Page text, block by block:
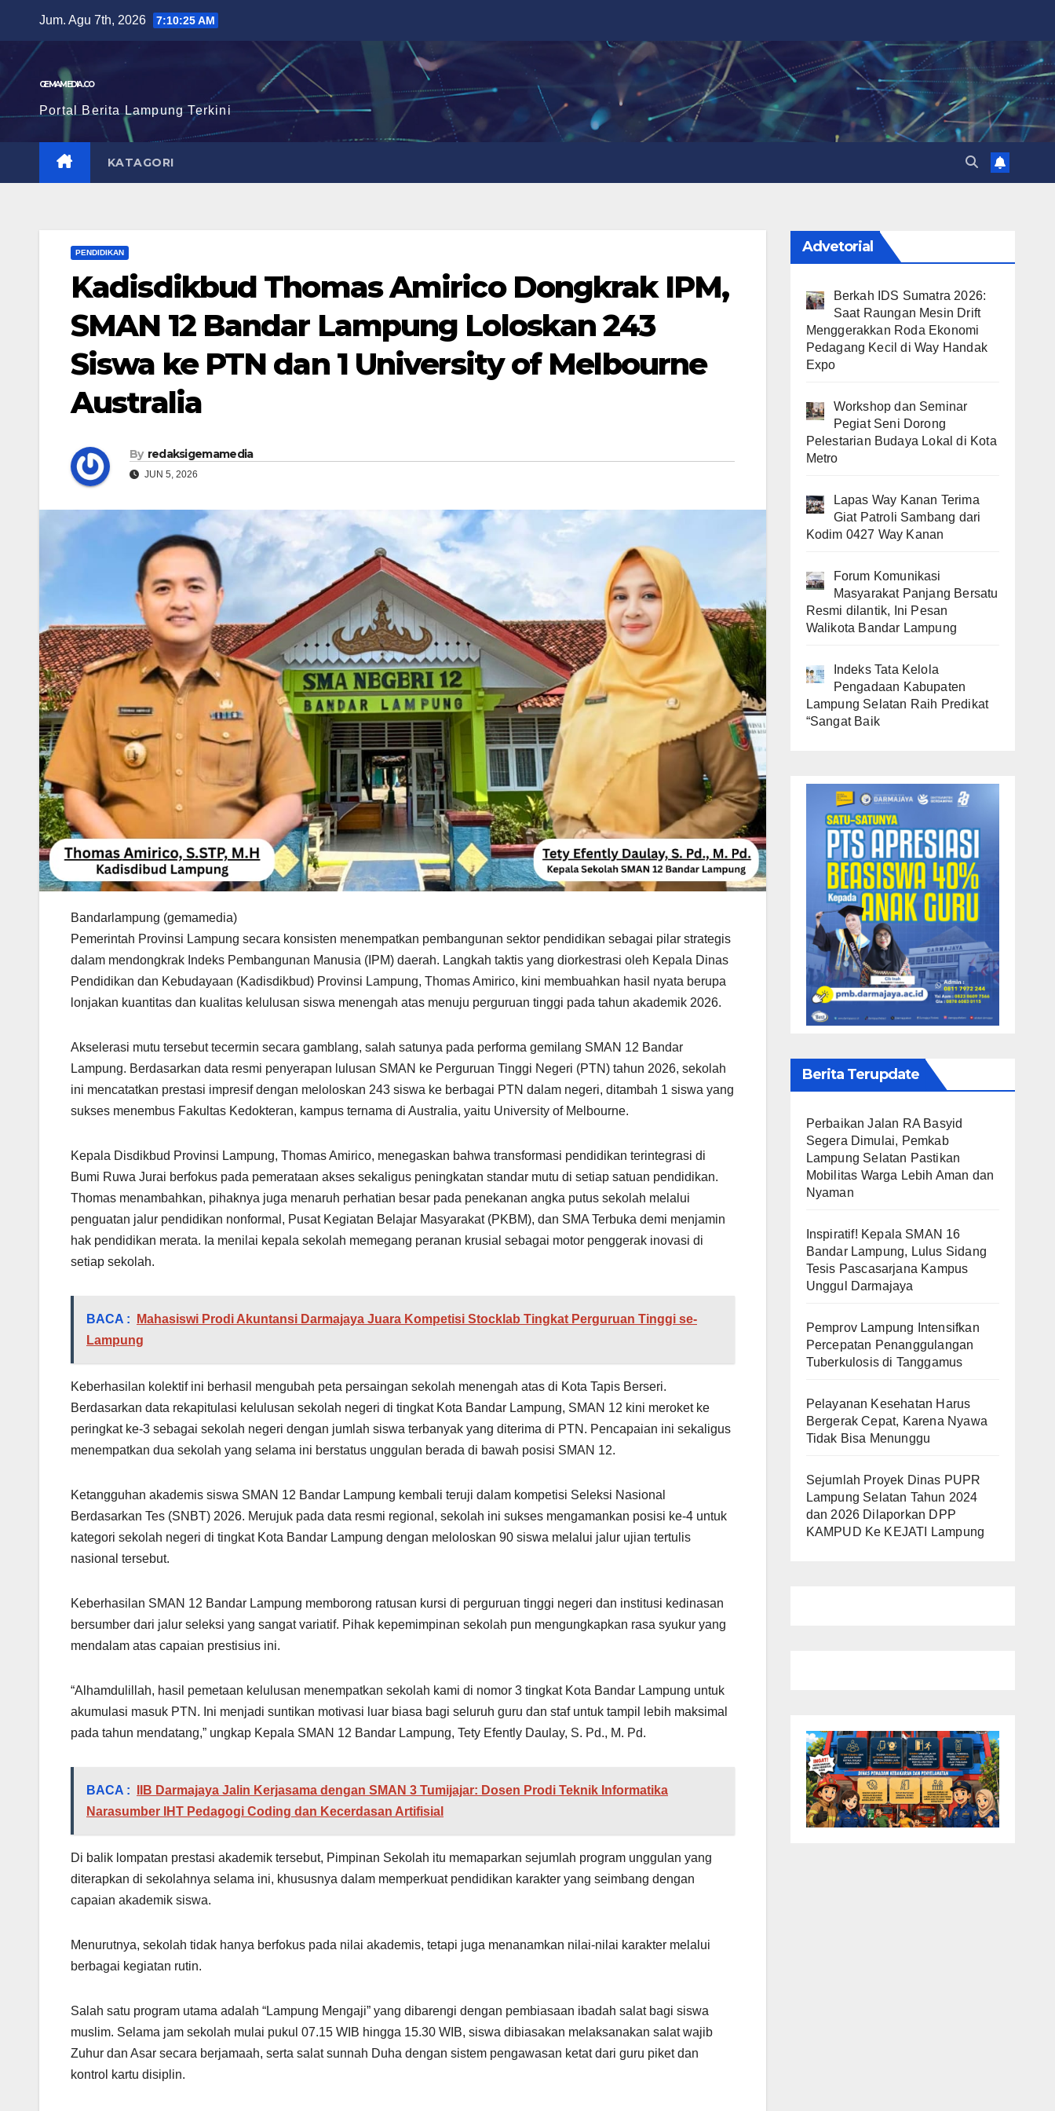
content
Jum. Agu 7th, 2026 7:10:26 AM
GEMAMEDIA.CO
Portal Berita Lampung Terkini
KATAGORI
PENDIDIKAN
Kadisdikbud Thomas Amirico Dongkrak IPM,
SMAN 12 Bandar Lampung Loloskan 243
Siswa ke PTN dan 1 University of Melbourne
Australia
By redaksigemamedia
JUN 5, 2026
Bandarlampung (gemamedia)
Pemerintah Provinsi Lampung secara konsisten menempatkan pembangunan sektor pendidikan sebagai pilar strategis
dalam mendongkrak Indeks Pembangunan Manusia (IPM) daerah. Langkah taktis yang diorkestrasi oleh Kepala Dinas
Pendidikan dan Kebudayaan (Kadisdikbud) Provinsi Lampung, Thomas Amirico, kini membuahkan hasil nyata berupa
lonjakan kuantitas dan kualitas kelulusan siswa menengah atas menuju perguruan tinggi pada tahun akademik 2026.
Akselerasi mutu tersebut tecermin secara gamblang, salah satunya pada performa gemilang SMAN 12 Bandar
Lampung. Berdasarkan data resmi penyerapan lulusan SMAN ke Perguruan Tinggi Negeri (PTN) tahun 2026, sekolah
ini mencatatkan prestasi impresif dengan meloloskan 243 siswa ke berbagai PTN dalam negeri, ditambah 1 siswa yang
sukses menembus Fakultas Kedokteran, kampus ternama di Australia, yaitu University of Melbourne.
Kepala Disdikbud Provinsi Lampung, Thomas Amirico, menegaskan bahwa transformasi pendidikan terintegrasi di
Bumi Ruwa Jurai berfokus pada pemerataan akses sekaligus peningkatan standar mutu di setiap satuan pendidikan.
Thomas menambahkan, pihaknya juga menaruh perhatian besar pada penekanan angka putus sekolah melalui
penguatan jalur pendidikan nonformal, Pusat Kegiatan Belajar Masyarakat (PKBM), dan SMA Terbuka demi menjamin
hak pendidikan merata. Ia menilai kepala sekolah memegang peranan krusial sebagai motor penggerak inovasi di
setiap sekolah.
BACA :
Mahasiswi Prodi Akuntansi Darmajaya Juara Kompetisi Stocklab Tingkat Perguruan Tinggi se-
Lampung
Keberhasilan kolektif ini berhasil mengubah peta persaingan sekolah menengah atas di Kota Tapis Berseri.
Berdasarkan data rekapitulasi kelulusan sekolah negeri di tingkat Kota Bandar Lampung, SMAN 12 kini meroket ke
peringkat ke-3 sebagai sekolah negeri dengan jumlah siswa terbanyak yang diterima di PTN. Pencapaian ini sekaligus
menempatkan dua sekolah yang selama ini berstatus unggulan berada di bawah posisi SMAN 12.
Ketangguhan akademis siswa SMAN 12 Bandar Lampung kembali teruji dalam kompetisi Seleksi Nasional
Berdasarkan Tes (SNBT) 2026. Merujuk pada data resmi regional, sekolah ini sukses mengamankan posisi ke-4 untuk
kategori sekolah negeri di tingkat Kota Bandar Lampung dengan meloloskan 90 siswa melalui jalur ujian tertulis
nasional tersebut.
Keberhasilan SMAN 12 Bandar Lampung memborong ratusan kursi di perguruan tinggi negeri dan institusi kedinasan
bersumber dari jalur seleksi yang sangat variatif. Pihak kepemimpinan sekolah pun mengungkapkan rasa syukur yang
mendalam atas capaian prestisius ini.
“Alhamdulillah, hasil pemetaan kelulusan menempatkan sekolah kami di nomor 3 tingkat Kota Bandar Lampung untuk
akumulasi masuk PTN. Ini menjadi suntikan motivasi luar biasa bagi seluruh guru dan staf untuk tampil lebih maksimal
pada tahun mendatang,” ungkap Kepala SMAN 12 Bandar Lampung, Tety Efently Daulay, S. Pd., M. Pd.
BACA :
IIB Darmajaya Jalin Kerjasama dengan SMAN 3 Tumijajar: Dosen Prodi Teknik Informatika
Narasumber IHT Pedagogi Coding dan Kecerdasan Artifisial
Di balik lompatan prestasi akademik tersebut, Pimpinan Sekolah itu memaparkan sejumlah program unggulan yang
diterapkan di sekolahnya selama ini, khususnya dalam memperkuat pendidikan karakter yang seimbang dengan
capaian akademik siswa.
Menurutnya, sekolah tidak hanya berfokus pada nilai akademis, tetapi juga menanamkan nilai-nilai karakter melalui
berbagai kegiatan rutin.
Salah satu program utama adalah “Lampung Mengaji” yang dibarengi dengan pembiasaan ibadah salat bagi siswa
muslim. Selama jam sekolah mulai pukul 07.15 WIB hingga 15.30 WIB, siswa dibiasakan melaksanakan salat wajib
Zuhur dan Asar secara berjamaah, serta salat sunnah Duha dengan sistem pengawasan ketat dari guru piket dan
kontrol kartu disiplin.
Advetorial
Berkah IDS Sumatra 2026:
Saat Raungan Mesin Drift
Menggerakkan Roda Ekonomi
Pedagang Kecil di Way Handak
Expo
Workshop dan Seminar
Pegiat Seni Dorong
Pelestarian Budaya Lokal di Kota
Metro
Lapas Way Kanan Terima
Giat Patroli Sambang dari
Kodim 0427 Way Kanan
Forum Komunikasi
Masyarakat Panjang Bersatu
Resmi dilantik, Ini Pesan
Walikota Bandar Lampung
Indeks Tata Kelola
Pengadaan Kabupaten
Lampung Selatan Raih Predikat
“Sangat Baik
Berita Terupdate
Perbaikan Jalan RA Basyid
Segera Dimulai, Pemkab
Lampung Selatan Pastikan
Mobilitas Warga Lebih Aman dan
Nyaman
Inspiratif! Kepala SMAN 16
Bandar Lampung, Lulus Sidang
Tesis Pascasarjana Kampus
Unggul Darmajaya
Pemprov Lampung Intensifkan
Percepatan Penanggulangan
Tuberkulosis di Tanggamus
Pelayanan Kesehatan Harus
Bergerak Cepat, Karena Nyawa
Tidak Bisa Menunggu
Sejumlah Proyek Dinas PUPR
Lampung Selatan Tahun 2024
dan 2026 Dilaporkan DPP
KAMPUD Ke KEJATI Lampung